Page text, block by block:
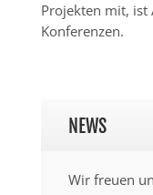
Projekten mit, ist
Konferenzen.
NEWS
Wir freuen